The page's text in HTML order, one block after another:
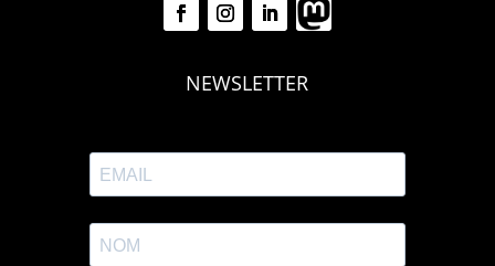
NEWSLETTER